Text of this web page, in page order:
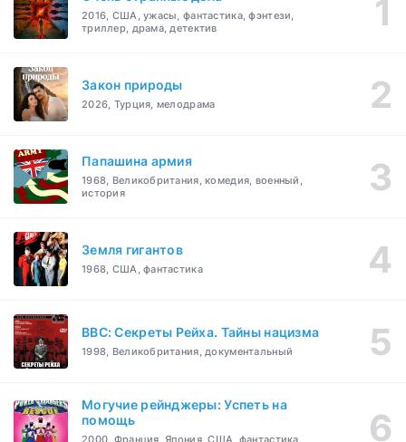
2016, США, ужасы, фантастика, фэнтези,
триллер, драма, детектив
Закон природы
2026, Турция, мелодрама
Папашина армия
1968, Великобритания, комедия, военный,
история
Земля гигантов
1968, США, фантастика
BBC: Секреты Рейха. Тайны нацизма
1998, Великобритания, документальный
Могучие рейнджеры: Успеть на
помощь
2000, Франция, Япония, США, фантастика,